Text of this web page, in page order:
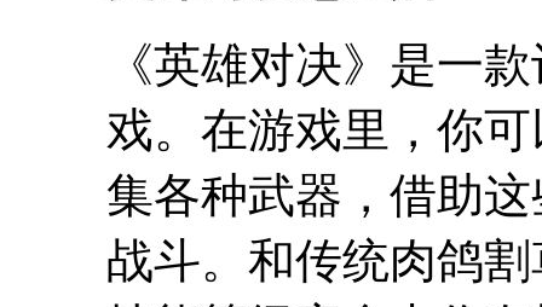
《英雄对决》是一
戏。在游戏里，你
集各种武器，借助
战斗。和传统肉鸽